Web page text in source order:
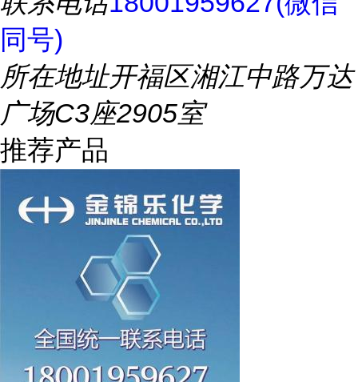
同号)
所在地址开福区湘江中路万达
广场C3座2905室
推荐产品